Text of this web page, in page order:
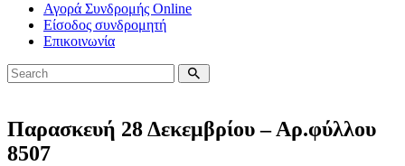
Αγορά Συνδρομής Online
Είσοδος συνδρομητή
Επικοινωνία
Παρασκευή 28 Δεκεμβρίου – Αρ.φύλλου
8507